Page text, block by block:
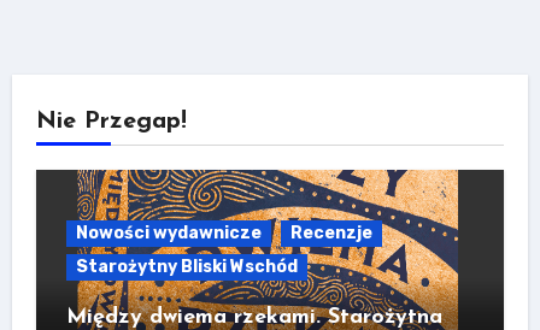
Nie Przegap!
Nowości wydawnicze
Recenzje
Starożytny Bliski Wschód
Między dwiema rzekami. Starożytna